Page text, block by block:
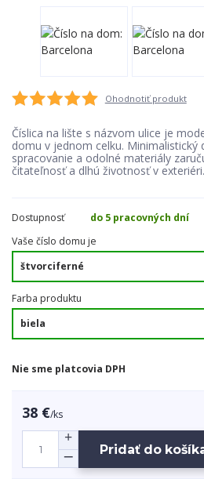
Ohodnotiť produkt
Číslica na lište s názvom ulice je
domu v jednom celku. Minimalistický
spracovanie a odolné materiály
čitateľnosť a dlhú životnosť v exteriéri.
Dostupnosť
do 5 pracovných dní
Vaše číslo domu je
Farba produktu
Nie sme platcovia DPH
38 €/ks
Pridať do